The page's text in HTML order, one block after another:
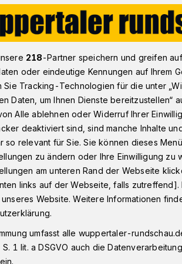
Team in den Startlöchern
Neues
zum
wird das neue "Wupper Putz
des vergangenen Jahres
218-Partner speichern und greifen
oder eindeutige Kennungen auf Ihrem
Sie Tracking-Technologien für die unter
Daten, um Ihnen Dienste bereitzustellen“
Alle ablehnen oder Widerruf Ihrer
deaktiviert sind, sind manche Inhalte
so relevant für Sie. Sie können dieses
zu ändern oder Ihre Einwilligung zu
am unteren Rand der Webseite
links auf der Webseite, falls zutreffend].
Website. Weitere Informationen
umfasst alle wuppertaler-
1 lit. a DSGVO auch die